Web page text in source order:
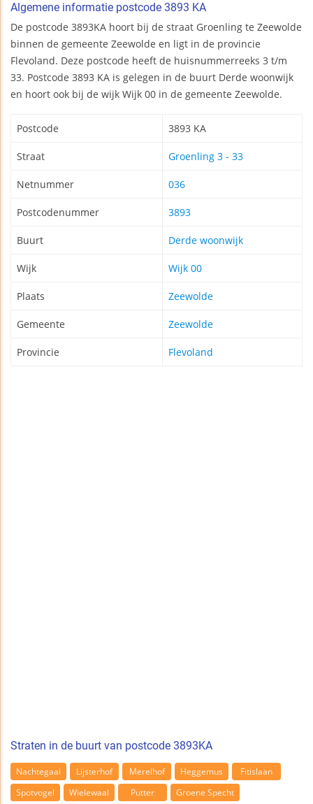
Algemene informatie postcode 3893 KA
De postcode 3893KA hoort bij de straat Groenling te Zeewolde
binnen de gemeente Zeewolde en ligt in de provincie
Flevoland. Deze postcode heeft de huisnummerreeks 3 t/m
33. Postcode 3893 KA is gelegen in de buurt Derde woonwijk
en hoort ook bij de wijk Wijk 00 in de gemeente Zeewolde.
Postcode 3893 KA
Straat Groenling 3 - 33
Netnummer 036
Postcodenummer 3893
Buurt Derde woonwijk
Wijk Wijk 00
Plaats Zeewolde
Gemeente Zeewolde
Provincie Flevoland
Straten in de buurt van postcode 3893KA
Nachtegaal Lijsterhof Merelhof Heggemus
Fitislaan
Spotvogel
Wielewaal Putter
Groene Specht